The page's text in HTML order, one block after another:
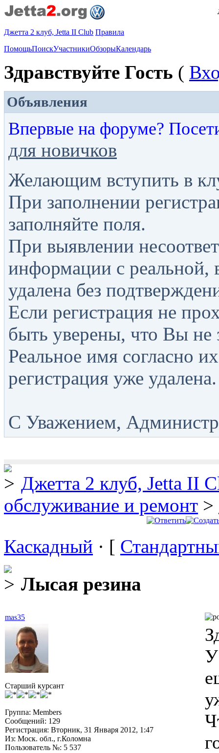
Джетта 2 клуб, Jetta II Club Правила
ПомощьПоискУчастникиОбзорыКалендарь
Здравствуйте Гость (
Объявления
Впервые на форуме?
для новичков
Желающим вступить в
При заполнении
заполняйте поля.
При выявлении
информации с реальной,
удалена без
Если регистрация не
быть уверены, что Вы не
Реальное имя согласно
регистрация уже удалена.
С Уважением,
Джетта 2 клуб, Jetta II
обслуживание и ремонт >
Каскадный · [
Лысая резина
mas35
Старший курсант
Группа: Members
Сообщений: 129
Регистрация: Вторник, 31 Января 2012, 1:47
Из: Моск. обл., г.Коломна
Пользователь №: 5 537
У